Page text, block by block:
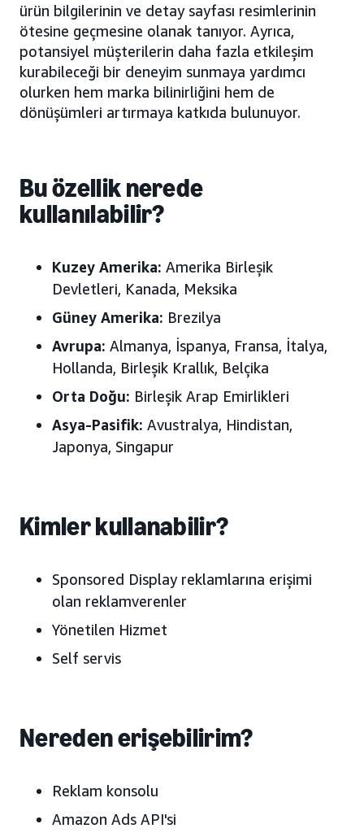
ürün bilgilerinin ve detay sayfası resimlerinin
ötesine geçmesine olanak tanıyor. Ayrıca,
potansiyel müşterilerin daha fazla etkileşim
kurabileceği bir deneyim sunmaya yardımcı
olurken hem marka bilinirliğini hem de
dönüşümleri artırmaya katkıda bulunuyor.
Bu özellik nerede
kullanılabilir?
Kuzey Amerika: Amerika Birleşik
Devletleri, Kanada, Meksika
Güney Amerika: Brezilya
Avrupa: Almanya, İspanya, Fransa, İtalya,
Hollanda, Birleşik Krallık, Belçika
Orta Doğu: Birleşik Arap Emirlikleri
Asya-Pasifik: Avustralya, Hindistan,
Japonya, Singapur
Kimler kullanabilir?
Sponsored Display reklamlarına erişimi
olan reklamverenler
Yönetilen Hizmet
Self servis
Nereden erişebilirim?
Reklam konsolu
Amazon Ads API'si